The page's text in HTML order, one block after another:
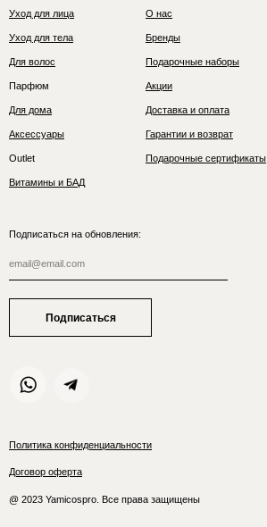
Политика конфиденциальности
Договор оферта
@ 2023 Yamicospro. Все права защищены
Уход для лица
Уход для тела
Для волос
Парфюм
Для дома
Аксессуары
Outlet
Витамины и БАД
О нас
Бренды
Подарочные наборы
Акции
Доставка и оплата
Гарантии и возврат
Подарочные сертификаты
Подписаться на обновления:
Подписаться